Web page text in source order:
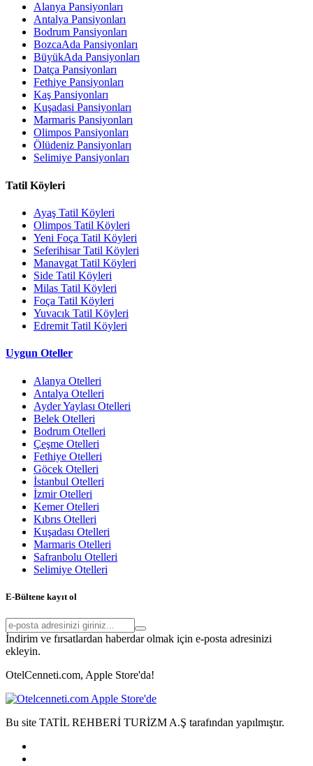
Alanya Pansiyonları
Antalya Pansiyonları
Bodrum Pansiyonları
BozcaAda Pansiyonları
BüyükAda Pansiyonları
Datça Pansiyonları
Fethiye Pansiyonları
Kaş Pansiyonları
Kuşadasi Pansiyonları
Marmaris Pansiyonları
Olimpos Pansiyonları
Ölüdeniz Pansiyonları
Selimiye Pansiyonları
Tatil Köyleri
Ayaş Tatil Köyleri
Olimpos Tatil Köyleri
Yeni Foça Tatil Köyleri
Seferihisar Tatil Köyleri
Manavgat Tatil Köyleri
Side Tatil Köyleri
Milas Tatil Köyleri
Foça Tatil Köyleri
Yuvacık Tatil Köyleri
Edremit Tatil Köyleri
Uygun Oteller
Alanya Otelleri
Antalya Otelleri
Ayder Yaylası Otelleri
Belek Otelleri
Bodrum Otelleri
Çeşme Otelleri
Fethiye Otelleri
Göcek Otelleri
İstanbul Otelleri
İzmir Otelleri
Kemer Otelleri
Kıbrıs Otelleri
Kuşadası Otelleri
Marmaris Otelleri
Safranbolu Otelleri
Selimiye Otelleri
E-Bültene kayıt ol
İndirim ve fırsatlardan haberdar olmak için e-posta adresinizi
ekleyin.
OtelCenneti.com, Apple Store'da!
Bu site TATİL REHBERİ TURİZM A.Ş tarafından yapılmıştır.